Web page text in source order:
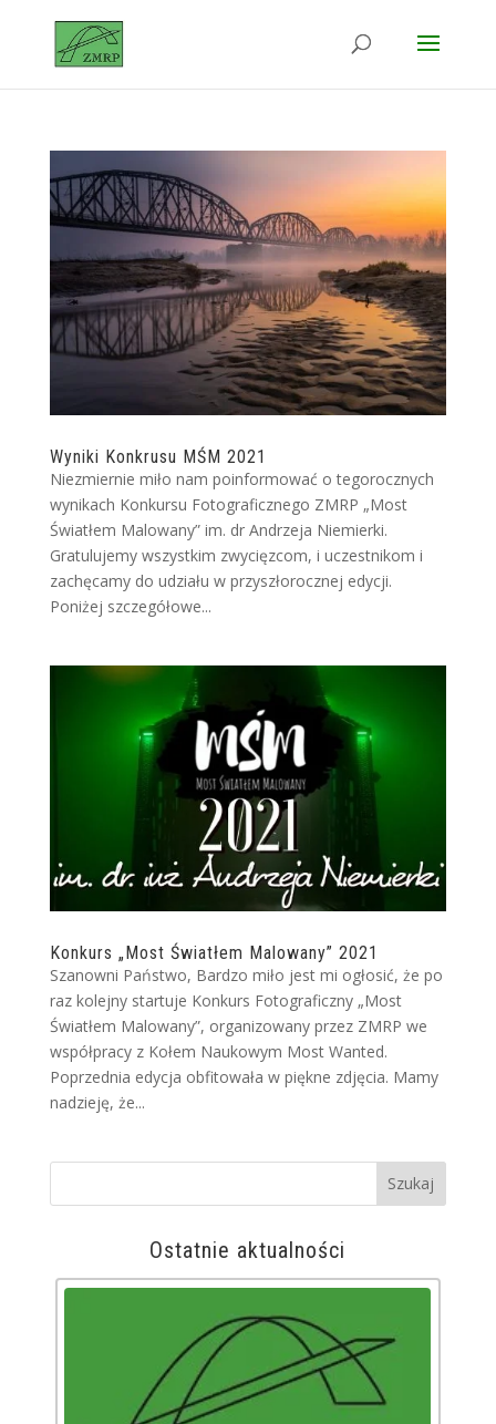
Wyniki Konkrusu MŚM 2021
Niezmiernie miło nam poinformować o tegorocznych
wynikach Konkursu Fotograficznego ZMRP „Most
Światłem Malowany” im. dr Andrzeja Niemierki.
Gratulujemy wszystkim zwycięzcom, i uczestnikom i
zachęcamy do udziału w przyszłorocznej edycji.
Poniżej szczegółowe...
Konkurs „Most Światłem Malowany” 2021
Szanowni Państwo, Bardzo miło jest mi ogłosić, że po
raz kolejny startuje Konkurs Fotograficzny „Most
Światłem Malowany”, organizowany przez ZMRP we
współpracy z Kołem Naukowym Most Wanted.
Poprzednia edycja obfitowała w piękne zdjęcia. Mamy
nadzieję, że...
Ostatnie aktualności